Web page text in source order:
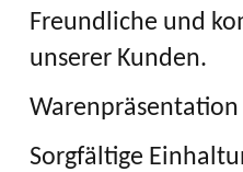
Freundliche und
unserer Kunden.
Warenpräsentation
Sorgfältige